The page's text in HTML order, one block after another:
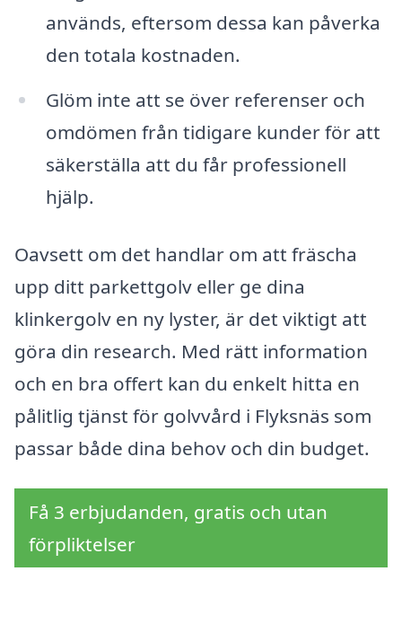
används, eftersom dessa kan påverka
den totala kostnaden.
Glöm inte att se över referenser och
omdömen från tidigare kunder för att
säkerställa att du får professionell
hjälp.
Oavsett om det handlar om att fräscha
upp ditt parkettgolv eller ge dina
klinkergolv en ny lyster, är det viktigt att
göra din research. Med rätt information
och en bra offert kan du enkelt hitta en
pålitlig tjänst för golvvård i Flyksnäs som
passar både dina behov och din budget.
Få 3 erbjudanden, gratis och utan
förpliktelser